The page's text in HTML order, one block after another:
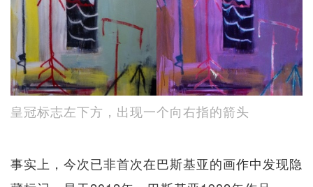
皇冠标志左下方，出现一个向右指的箭头
事实上，今次已非首次在巴斯基亚的画作中发现隐